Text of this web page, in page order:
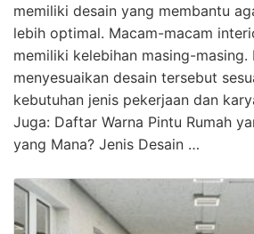
memiliki desain yang membantu
lebih optimal. Macam-macam
memiliki kelebihan masing-masing.
menyesuaikan desain tersebut
kebutuhan jenis pekerjaan dan
Juga: Daftar Warna Pintu Rumah
yang Mana? Jenis Desain …